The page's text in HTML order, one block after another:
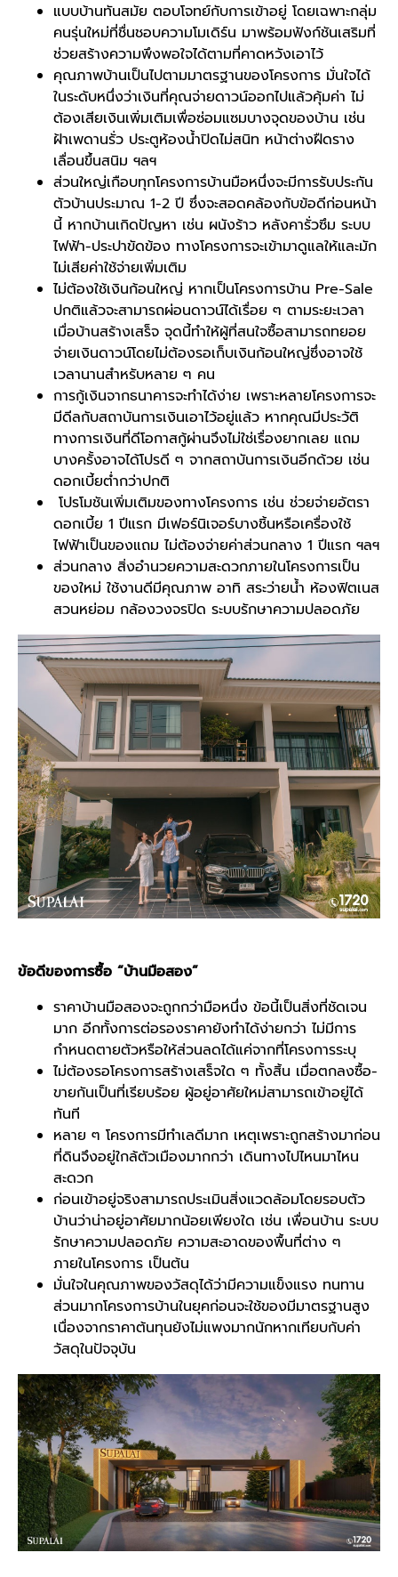
แบบบ้านทันสมัย ตอบโจทย์กับการเข้าอยู่ โดยเฉพาะกลุ่ม
คนรุ่นใหม่ที่ชื่นชอบความโมเดิร์น มาพร้อมฟังก์ชันเสริมที่
ช่วยสร้างความพึงพอใจได้ตามที่คาดหวังเอาไว้
คุณภาพบ้านเป็นไปตามมาตรฐานของโครงการ มั่นใจได้
ในระดับหนึ่งว่าเงินที่คุณจ่ายดาวน์ออกไปแล้วคุ้มค่า ไม่
ต้องเสียเงินเพิ่มเติมเพื่อซ่อมแซมบางจุดของบ้าน เช่น
ฝ้าเพดานรั่ว ประตูห้องน้ำปิดไม่สนิท หน้าต่างฝืดราง
เลื่อนขึ้นสนิม ฯลฯ
ส่วนใหญ่เกือบทุกโครงการบ้านมือหนึ่งจะมีการรับประกัน
ตัวบ้านประมาณ 1-2 ปี ซึ่งจะสอดคล้องกับข้อดีก่อนหน้า
นี้ หากบ้านเกิดปัญหา เช่น ผนังร้าว หลังคารั่วซึม ระบบ
ไฟฟ้า-ประปาขัดข้อง ทางโครงการจะเข้ามาดูแลให้และมัก
ไม่เสียค่าใช้จ่ายเพิ่มเติม
ไม่ต้องใช้เงินก้อนใหญ่ หากเป็นโครงการบ้าน Pre-Sale
ปกติแล้วจะสามารถผ่อนดาวน์ได้เรื่อย ๆ ตามระยะเวลา
เมื่อบ้านสร้างเสร็จ จุดนี้ทำให้ผู้ที่สนใจซื้อสามารถทยอย
จ่ายเงินดาวน์โดยไม่ต้องรอเก็บเงินก้อนใหญ่ซึ่งอาจใช้
เวลานานสำหรับหลาย ๆ คน
การกู้เงินจากธนาคารจะทำได้ง่าย เพราะหลายโครงการจะ
มีดีลกับสถาบันการเงินเอาไว้อยู่แล้ว หากคุณมีประวัติ
ทางการเงินที่ดีโอกาสกู้ผ่านจึงไม่ใช่เรื่องยากเลย แถม
บางครั้งอาจได้โปรดี ๆ จากสถาบันการเงินอีกด้วย เช่น
ดอกเบี้ยต่ำกว่าปกติ
โปรโมชันเพิ่มเติมของทางโครงการ เช่น ช่วยจ่ายอัตรา
ดอกเบี้ย 1 ปีแรก มีเฟอร์นิเจอร์บางชิ้นหรือเครื่องใช้
ไฟฟ้าเป็นของแถม ไม่ต้องจ่ายค่าส่วนกลาง 1 ปีแรก ฯลฯ
ส่วนกลาง สิ่งอำนวยความสะดวกภายในโครงการเป็น
ของใหม่ ใช้งานดีมีคุณภาพ อาทิ สระว่ายน้ำ ห้องฟิตเนส
สวนหย่อม กล้องวงจรปิด ระบบรักษาความปลอดภัย
ข้อดีของการซื้อ “บ้านมือสอง”
ราคาบ้านมือสองจะถูกกว่ามือหนึ่ง ข้อนี้เป็นสิ่งที่ชัดเจน
มาก อีกทั้งการต่อรองราคายังทำได้ง่ายกว่า ไม่มีการ
กำหนดตายตัวหรือให้ส่วนลดได้แค่จากที่โครงการระบุ
ไม่ต้องรอโครงการสร้างเสร็จใด ๆ ทั้งสิ้น เมื่อตกลงซื้อ-
ขายกันเป็นที่เรียบร้อย ผู้อยู่อาศัยใหม่สามารถเข้าอยู่ได้
ทันที
หลาย ๆ โครงการมีทำเลดีมาก เหตุเพราะถูกสร้างมาก่อน
ที่ดินจึงอยู่ใกล้ตัวเมืองมากกว่า เดินทางไปไหนมาไหน
สะดวก
ก่อนเข้าอยู่จริงสามารถประเมินสิ่งแวดล้อมโดยรอบตัว
บ้านว่าน่าอยู่อาศัยมากน้อยเพียงใด เช่น เพื่อนบ้าน ระบบ
รักษาความปลอดภัย ความสะอาดของพื้นที่ต่าง ๆ
ภายในโครงการ เป็นต้น
มั่นใจในคุณภาพของวัสดุได้ว่ามีความแข็งแรง ทนทาน
ส่วนมากโครงการบ้านในยุคก่อนจะใช้ของมีมาตรฐานสูง
เนื่องจากราคาต้นทุนยังไม่แพงมากนักหากเทียบกับค่า
วัสดุในปัจจุบัน